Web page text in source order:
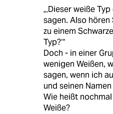
„‚Dieser weiße
sagen. Also hören
zu einem
Typ?‘“
Doch - in einer
wenigen Weißen,
sagen, wenn ich
und seinen
Wie heißt
Weiße?